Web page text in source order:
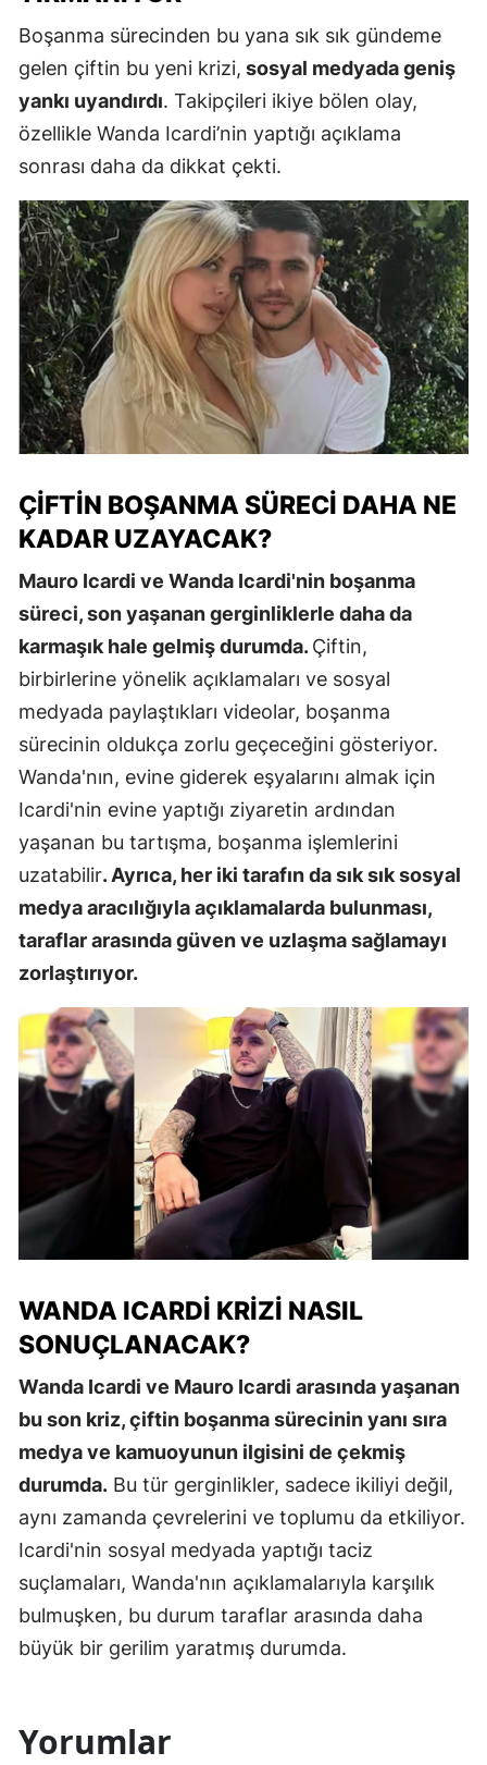
Boşanma sürecinden bu yana sık sık gündeme
gelen çiftin bu yeni krizi, sosyal medyada geniş
yankı uyandırdı. Takipçileri ikiye bölen olay,
özellikle Wanda Icardi’nin yaptığı açıklama
sonrası daha da dikkat çekti.
ÇIFTIN BOŞANMA SÜRECI DAHA NE
KADAR UZAYACAK?
Mauro Icardi ve Wanda Icardi'nin boşanma
süreci, son yaşanan gerginliklerle daha da
karmaşık hale gelmiş durumda.Çiftin,
birbirlerine yönelik açıklamaları ve sosyal
medyada paylaştıkları videolar, boşanma
sürecinin oldukça zorlu geçeceğini gösteriyor.
Wanda'nın, evine giderek eşyalarını almak için
Icardi'nin evine yaptığı ziyaretin ardından
yaşanan bu tartışma, boşanma işlemlerini
uzatabilir. Ayrıca, her iki tarafın da sık sık sosyal
medya aracılığıyla açıklamalarda bulunması,
taraflar arasında güven ve uzlaşma sağlamayı
zorlaştırıyor.
WANDA ICARDI KRIZI NASIL
SONUÇLANACAK?
Wanda Icardi ve Mauro Icardi arasında yaşanan
bu son kriz, çiftin boşanma sürecinin yanı sıra
medya ve kamuoyunun ilgisini de çekmiş
durumda. Bu tür gerginlikler, sadece ikiliyi değil,
aynı zamanda çevrelerini ve toplumu da etkiliyor.
Icardi'nin sosyal medyada yaptığı taciz
suçlamaları, Wanda'nın açıklamalarıyla karşılık
bulmuşken, bu durum taraflar arasında daha
büyük bir gerilim yaratmış durumda.
Yorumlar